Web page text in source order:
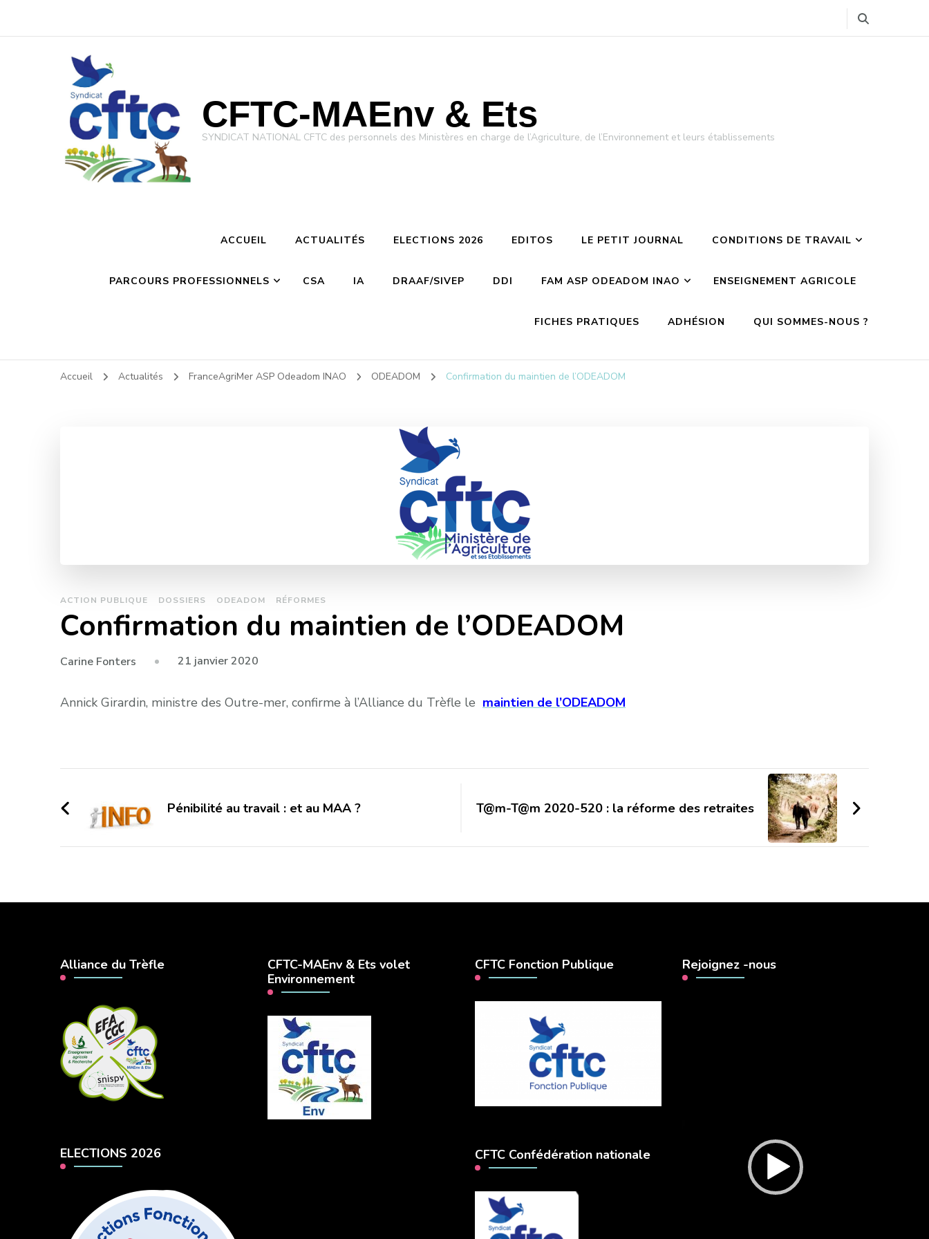
CFTC-MAEnv & Ets
SYNDICAT NATIONAL CFTC des personnels des Ministères en charge de l’Agriculture, de l’Environnement et leurs établissements
ACCUEIL ACTUALITÉS ELECTIONS 2026 EDITOS LE PETIT JOURNAL CONDITIONS DE TRAVAIL
PARCOURS PROFESSIONNELS CSA IA DRAAF/SIVEP DDI FAM ASP ODEADOM INAO ENSEIGNEMENT AGRICOLE
FICHES PRATIQUES ADHÉSION QUI SOMMES-NOUS ?
Accueil Actualités FranceAgriMer ASP Odeadom INAO ODEADOM Confirmation du maintien de l’ODEADOM
ACTION PUBLIQUE DOSSIERS ODEADOM RÉFORMES
Confirmation du maintien de l’ODEADOM
Carine Fonters 21 janvier 2020
Annick Girardin, ministre des Outre-mer, confirme à l’Alliance du Trèfle le maintien de l’ODEADOM
d'article
Pénibilité au travail : et au MAA ? T@m-T@m 2020-520 : la réforme des retraites
Alliance du Trèfle
ELECTIONS 2026
CFTC-MAEnv & Ets volet
Environnement
CFTC Fonction Publique
CFTC Confédération nationale
Rejoignez -nous